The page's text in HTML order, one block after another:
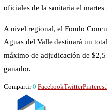
oficiales de la sanitaria el martes
A nivel regional, el Fondo
Aguas del Valle destinará un
máximo de adjudicación de
ganador.
Compartir 0 FacebookTwitterPinterest